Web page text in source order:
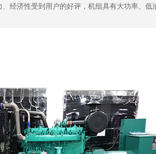
经济性受到用户的好评，机组具有大功率、低